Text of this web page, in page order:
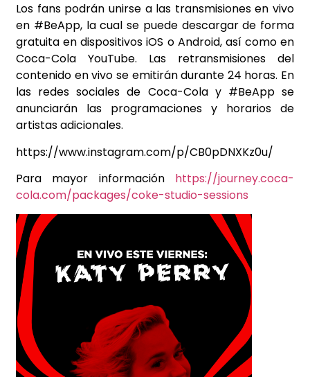
Los fans podrán unirse a las transmisiones en vivo
en #BeApp, la cual se puede descargar de forma
gratuita en dispositivos iOS o Android, así como en
Coca-Cola YouTube. Las retransmisiones del
contenido en vivo se emitirán durante 24 horas. En
las redes sociales de Coca-Cola y #BeApp se
anunciarán las programaciones y horarios de
artistas adicionales.
https://www.instagram.com/p/CB0pDNXKz0u/
Para mayor información
https://journey.coca-
cola.com/packages/coke-studio-sessions